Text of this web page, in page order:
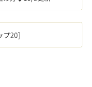
プ20]